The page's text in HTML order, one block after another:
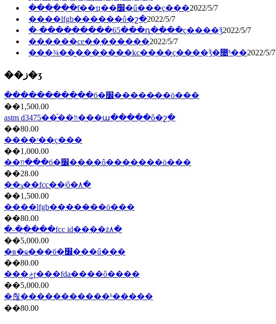
����ָ��ƭ��ҵ��׼�ű���ҫ���2022/5/7
����lfgb������ô�շ�2022/5/7
�·���������65���դ����ҫ����ǯ2022/5/7
������ce��֤���̷���2022/5/7
���¾��̰�������kc��֤��ҫ����ǯ�೤ʱ��2022/5/7
��ز�ʒ
����������ִ�б�׼�����̷��ö���
��1,500.00
astm d3475��ͯ��װ���ա�����ô�շ�
��80.00
����ʳ�ֺ�ҫ���
��1,000.00
��װ��ִ�б�׼����ô�������ö���
��28.00
��ݸ��fcc��֤ʲô�۸�
��1,500.00
����lfgb��֤���̷��ö���
��80.00
�˶��ֱ���fcc id��֤��ż۸�
��5,000.00
�в�ҩ��ִ�б�׼���ű���
��80.00
���ݲɼ���fda��֤��ô����
��5,000.00
�춶�����������ʱ�����
��80.00